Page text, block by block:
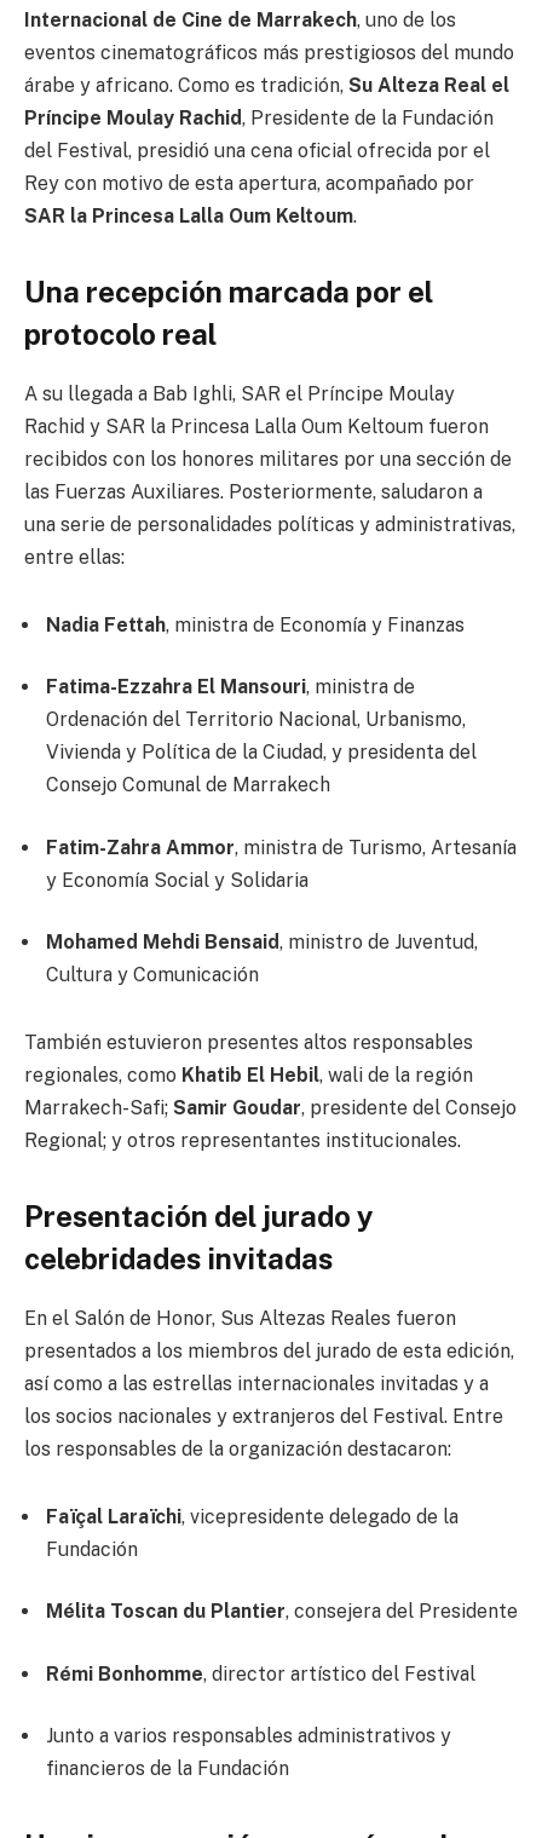
Internacional de Cine de Marrakech, uno de los
eventos cinematográficos más prestigiosos del mundo
árabe y africano. Como es tradición, Su Alteza Real el
Príncipe Moulay Rachid, Presidente de la Fundación
del Festival, presidió una cena oficial ofrecida por el
Rey con motivo de esta apertura, acompañado por
SAR la Princesa Lalla Oum Keltoum.
Una recepción marcada por el
protocolo real
A su llegada a Bab Ighli, SAR el Príncipe Moulay
Rachid y SAR la Princesa Lalla Oum Keltoum fueron
recibidos con los honores militares por una sección de
las Fuerzas Auxiliares. Posteriormente, saludaron a
una serie de personalidades políticas y administrativas,
entre ellas:
Nadia Fettah, ministra de Economía y Finanzas
Fatima-Ezzahra El Mansouri, ministra de
Ordenación del Territorio Nacional, Urbanismo,
Vivienda y Política de la Ciudad, y presidenta del
Consejo Comunal de Marrakech
Fatim-Zahra Ammor, ministra de Turismo, Artesanía
y Economía Social y Solidaria
Mohamed Mehdi Bensaid, ministro de Juventud,
Cultura y Comunicación
También estuvieron presentes altos responsables
regionales, como Khatib El Hebil, wali de la región
Marrakech-Safi; Samir Goudar, presidente del Consejo
Regional; y otros representantes institucionales.
Presentación del jurado y
celebridades invitadas
En el Salón de Honor, Sus Altezas Reales fueron
presentados a los miembros del jurado de esta edición,
así como a las estrellas internacionales invitadas y a
los socios nacionales y extranjeros del Festival. Entre
los responsables de la organización destacaron:
Faïçal Laraïchi, vicepresidente delegado de la
Fundación
Mélita Toscan du Plantier, consejera del Presidente
Rémi Bonhomme, director artístico del Festival
Junto a varios responsables administrativos y
financieros de la Fundación